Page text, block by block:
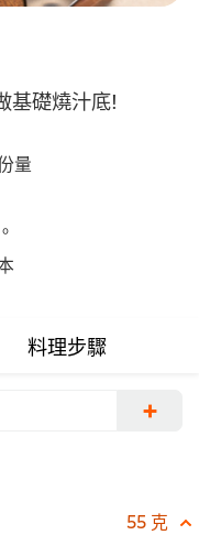
基礎燒汁底​!
量​
料理步驟
+
55 克